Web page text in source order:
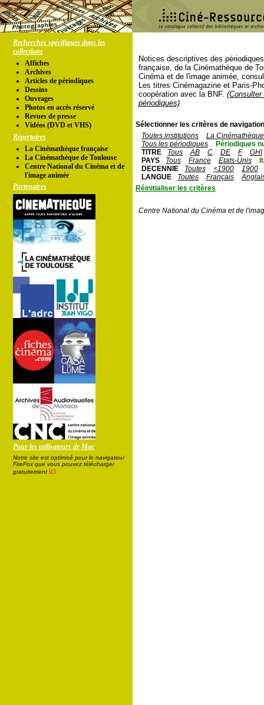
Recherches spécifiques dans les
collections
Affiches
Archives
Articles de périodiques
Dessins
Ouvrages
Photos en accés réservé
Revues de presse
Vidéos (DVD et VHS)
Répertoires
La Cinémathèque française
La Cinémathèque de Toulouse
Centre National du Cinéma et de
l'image animée
Partenaires
Pour les utilisateurs de Mac
Notre site est optimisé pour le navigateur
FireFox que vous pouvez télécharger
gratuitement ici
Notices descriptives des
française, de la Cinémathèque de
Cinéma et de l'image animée,
Les titres Cinémagazine et Paris-
coopération avec la BNF.
périodiques)
Sélectionner les critères de
Toutes institutions
La
Tous les périodiques
Périodiques
TITRE
Tous AB C DE F
GHI
PAYS
Tous France Etats-Unis
DECENNIE
Toutes <1900
1900
LANGUE
Toutes Français
Réinitialiser les critères
Centre National du Cinéma et de